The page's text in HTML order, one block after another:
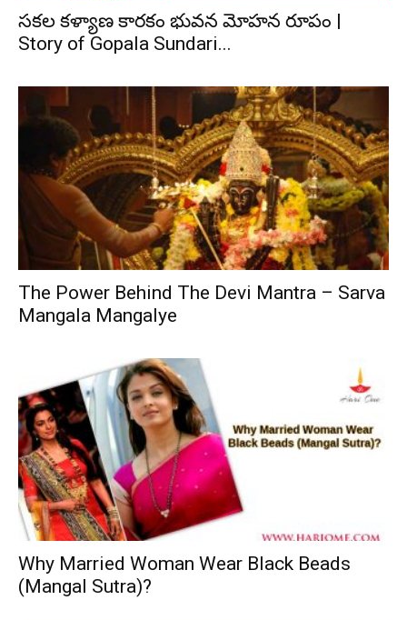
సకల కళ్యాణ కారకం భువన మోహన రూపం |
Story of Gopala Sundari...
The Power Behind The Devi Mantra – Sarva
Mangala Mangalye
Why Married Woman Wear Black Beads
(Mangal Sutra)?